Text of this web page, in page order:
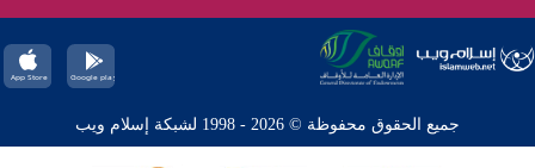
جميع الحقوق محفوظة © 2026 - 1998 لشبكة إسلام ويب